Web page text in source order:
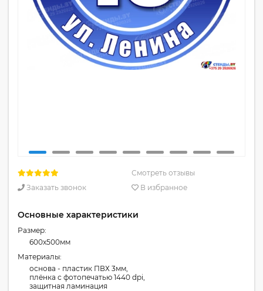
Смотреть отзывы
Заказать звонок
В избранное
Основные характеристики
Размер:
600x500мм
Материалы:
основа - пластик ПВХ 3мм,
плёнка с фотопечатью 1440 dpi,
защитная ламинация